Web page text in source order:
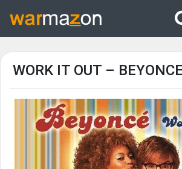
WORK IT OUT –